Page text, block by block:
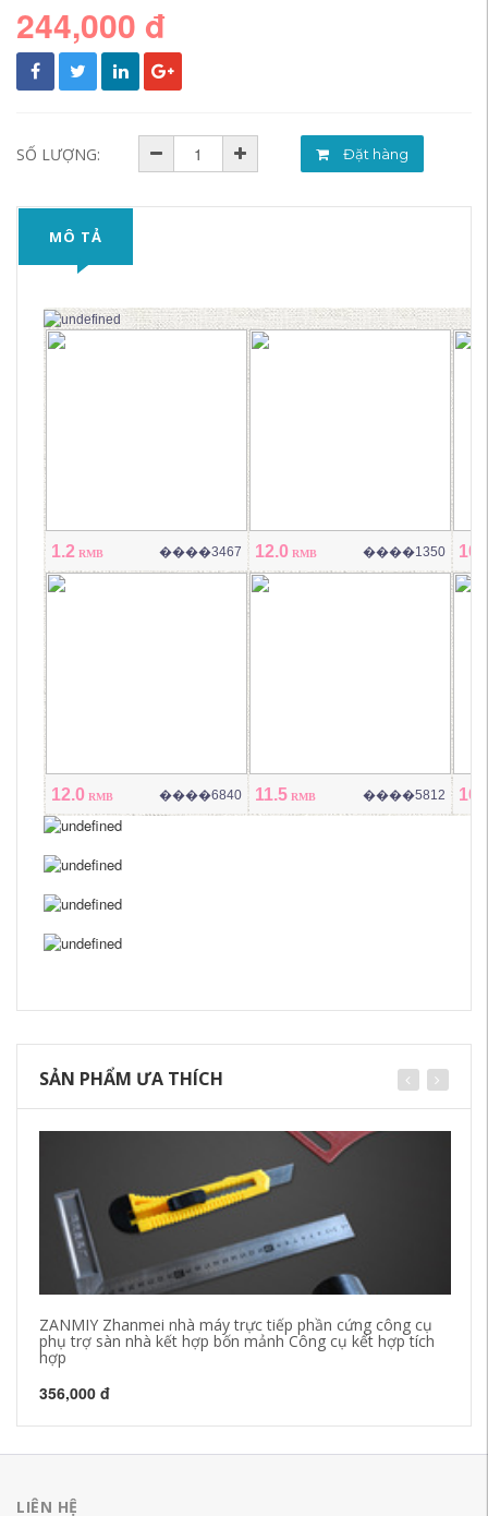
244,000 đ
SỐ LƯỢNG: Đặt hàng
MÔ TẢ
1.2 RMB ����3467 12.0 RMB ����1350
12.0 RMB ����6840 11.5 RMB ����5812
SẢN PHẨM ƯA THÍCH
ZANMIY Zhanmei nhà máy trực tiếp phần cứng công cụ
phụ trợ sàn nhà kết hợp bốn mảnh Công cụ kết hợp tích
hợp
356,000 đ
LIÊN HỆ